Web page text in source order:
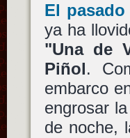
El
ya ha
"Una de
Piñol.
embarco
engrosar
de noche,